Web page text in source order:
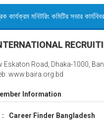
মনিটরিং কমিটির সভার
Eskaton Road, Dhaka-1000,
www.baira.org.bd
Information
:
Career Finder Bangladesh